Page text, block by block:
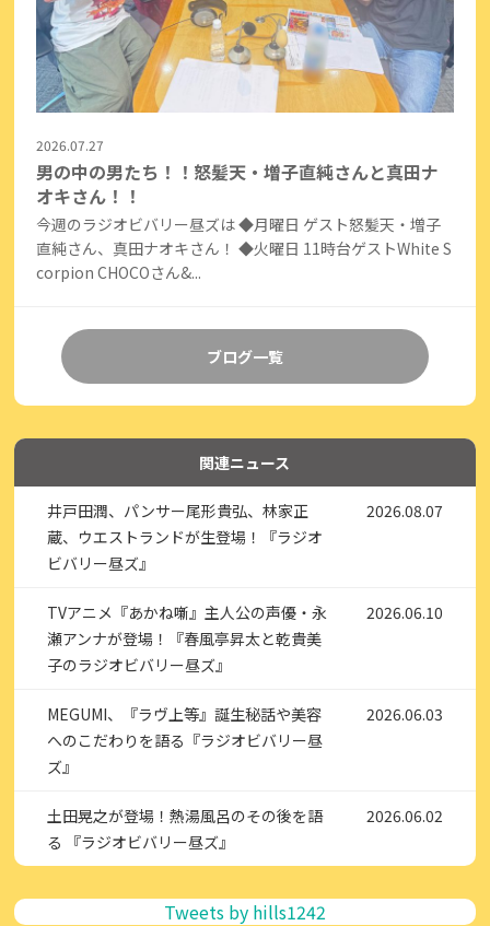
2026.07.27
男の中の男たち！！怒髪天・増子直純さんと真田ナ
オキさん！！
今週のラジオビバリー昼ズは ◆月曜日 ゲスト怒髪天・増子
直純さん、真田ナオキさん！ ◆火曜日 11時台ゲストWhite S
corpion CHOCOさん&...
ブログ一覧
関連ニュース
井戸田潤、パンサー尾形貴弘、林家正
蔵、ウエストランドが生登場！『ラジオ
ビバリー昼ズ』
2026.08.07
TVアニメ『あかね噺』主人公の声優・永
瀬アンナが登場！『春風亭昇太と乾貴美
子のラジオビバリー昼ズ』
2026.06.10
MEGUMI、『ラヴ上等』誕生秘話や美容
へのこだわりを語る『ラジオビバリー昼
ズ』
2026.06.03
土田晃之が登場！熱湯風呂のその後を語
る 『ラジオビバリー昼ズ』
2026.06.02
Tweets by hills1242